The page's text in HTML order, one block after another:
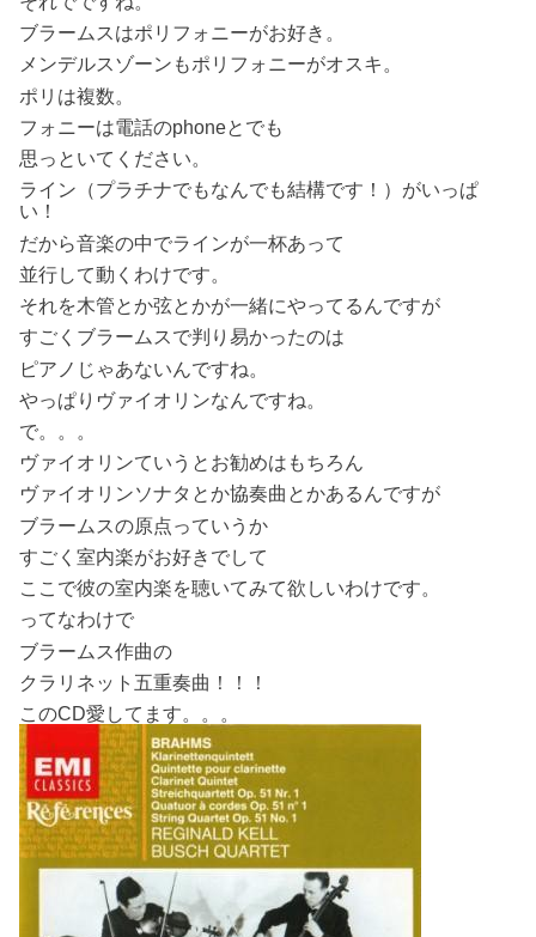
ブラームスはポリフォニーがお好き。
メンデルスゾーンもポリフォニーがオスキ。
ポリは複数。
フォニーは電話のphoneとでも
思っといてください。
ライン（プラチナでもなんでも結構です！）がいっぱ
い！
だから音楽の中でラインが一杯あって
並行して動くわけです。
それを木管とか弦とかが一緒にやってるんですが
すごくブラームスで判り易かったのは
ピアノじゃあないんですね。
やっぱりヴァイオリンなんですね。
で。。。
ヴァイオリンていうとお勧めはもちろん
ヴァイオリンソナタとか協奏曲とかあるんですが
ブラームスの原点っていうか
すごく室内楽がお好きでして
ここで彼の室内楽を聴いてみて欲しいわけです。
ってなわけで
ブラームス作曲の
クラリネット五重奏曲！！！
このCD愛してます。。。